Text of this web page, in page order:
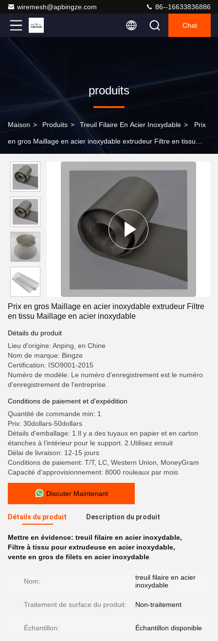
wiremesh@apbingze.com 86--16633836886
Chat
produits
Maison > Produits > Treuil Filaire En Acier Inoxydable > Prix
en gros Maillage en acier inoxydable extrudeur Filtre en tissu
Prix en gros Maillage en acier inoxydable extrudeur Filtre
en tissu Maillage en acier inoxydable
Détails du produit
Lieu d'origine: Anping, en Chine
Nom de marque: Bingze
Certification: ISO9001-2015
Numéro de modèle: Le numéro d'enregistrement est le numéro
d'enregistrement de l'entreprise.
Conditions de paiement et d'expédition
Quantité de commande min: 1
Prix: 30dollars-50dollars
Détails d'emballage: 1.Il y a des tuyaux en papier et en carton
étanches à l'intérieur pour le support. 2.Utilisez ensuit
Délai de livraison: 12-15 jours
Conditions de paiement: T/T, LC, Western Union, MoneyGram
Capacité d'approvisionnement: 8000 rouleaux par mois
Discuter Maintenant
Détails du produit Description du produit
Mettre en évidence: treuil filaire en acier inoxydable,
Filtre à tissu pour extrudeuse en acier inoxydable,
vente en gros de filets en acier inoxydable
Nom:
treuil filaire en acier
inoxydable
Traitement de surface du produit: Non-traitement
Échantillon: Échantillon disponible